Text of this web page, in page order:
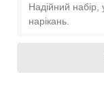
Надійний набір,
нарікань.